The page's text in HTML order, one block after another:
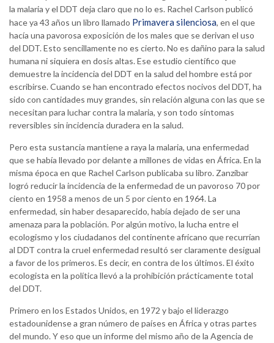
la malaria y el DDT deja claro que no lo es. Rachel Carlson publicó
hace ya 43 años un libro llamado Primavera silenciosa, en el que
hacía una pavorosa exposición de los males que se derivan el uso
del DDT. Esto sencillamente no es cierto. No es dañino para la salud
humana ni siquiera en dosis altas. Ese estudio científico que
demuestre la incidencia del DDT en la salud del hombre está por
escribirse. Cuando se han encontrado efectos nocivos del DDT, ha
sido con cantidades muy grandes, sin relación alguna con las que se
necesitan para luchar contra la malaria, y son todo síntomas
reversibles sin incidencia duradera en la salud.
Pero esta sustancia mantiene a raya la malaria, una enfermedad
que se había llevado por delante a millones de vidas en África. En la
misma época en que Rachel Carlson publicaba su libro. Zanzíbar
logró reducir la incidencia de la enfermedad de un pavoroso 70 por
ciento en 1958 a menos de un 5 por ciento en 1964. La
enfermedad, sin haber desaparecido, había dejado de ser una
amenaza para la población. Por algún motivo, la lucha entre el
ecologismo y los ciudadanos del continente africano que recurrían
al DDT contra la cruel enfermedad resultó ser claramente desigual
a favor de los primeros. Es decir, en contra de los últimos. El éxito
ecologista en la política llevó a la prohibición prácticamente total
del DDT.
Primero en los Estados Unidos, en 1972 y bajo el liderazgo
estadounidense a gran número de países en África y otras partes
del mundo. Y eso que un informe del mismo año de la Agencia de